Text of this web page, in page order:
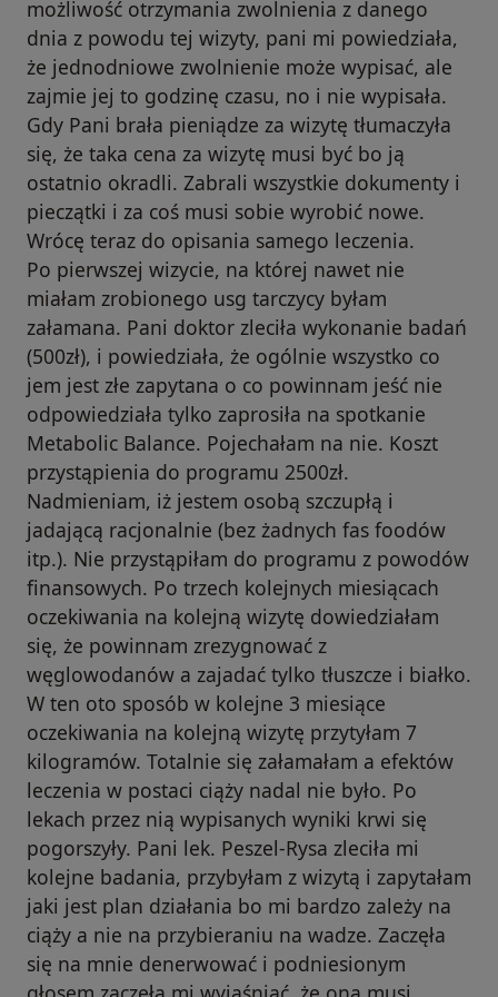
możliwość otrzymania zwolnienia z danego
dnia z powodu tej wizyty, pani mi powiedziała,
że jednodniowe zwolnienie może wypisać, ale
zajmie jej to godzinę czasu, no i nie wypisała.
Gdy Pani brała pieniądze za wizytę tłumaczyła
się, że taka cena za wizytę musi być bo ją
ostatnio okradli. Zabrali wszystkie dokumenty i
pieczątki i za coś musi sobie wyrobić nowe.
Wrócę teraz do opisania samego leczenia.
Po pierwszej wizycie, na której nawet nie
miałam zrobionego usg tarczycy byłam
załamana. Pani doktor zleciła wykonanie badań
(500zł), i powiedziała, że ogólnie wszystko co
jem jest złe zapytana o co powinnam jeść nie
odpowiedziała tylko zaprosiła na spotkanie
Metabolic Balance. Pojechałam na nie. Koszt
przystąpienia do programu 2500zł.
Nadmieniam, iż jestem osobą szczupłą i
jadającą racjonalnie (bez żadnych fas foodów
itp.). Nie przystąpiłam do programu z powodów
finansowych. Po trzech kolejnych miesiącach
oczekiwania na kolejną wizytę dowiedziałam
się, że powinnam zrezygnować z
węglowodanów a zajadać tylko tłuszcze i białko.
W ten oto sposób w kolejne 3 miesiące
oczekiwania na kolejną wizytę przytyłam 7
kilogramów. Totalnie się załamałam a efektów
leczenia w postaci ciąży nadal nie było. Po
lekach przez nią wypisanych wyniki krwi się
pogorszyły. Pani lek. Peszel-Rysa zleciła mi
kolejne badania, przybyłam z wizytą i zapytałam
jaki jest plan działania bo mi bardzo zależy na
ciąży a nie na przybieraniu na wadze. Zaczęła
się na mnie denerwować i podniesionym